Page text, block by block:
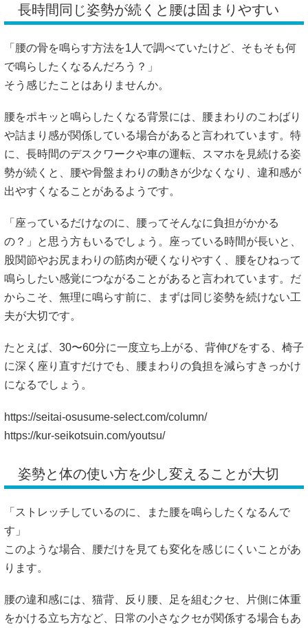
長時間同じ姿勢が続くと腰は固まりやすい
「腰の骨を鳴らす方法を1人で調べていたけど、そもそも何
で鳴らしたくなるんだろう？」
そう感じたことはありませんか。
腰をポキッと鳴らしたくなる背景には、腰まわりのこわばり
や詰まり感が関係している場合があると言われています。特
に、長時間のデスクワークや車の運転、スマホを見続ける姿
勢が続くと、腰や骨盤まわりの動きが少なくなり、違和感が
出やすくなることがあるようです。
「座っているだけなのに、腰ってそんなに負担がかかる
の？」と思う方もいるでしょう。座っている時間が長いと、
股関節やお尻まわりの筋肉が硬くなりやすく、腰をひねって
鳴らしたい感覚につながることがあると言われています。だ
からこそ、無理に鳴らす前に、まずは同じ姿勢を続けない工
夫が大切です。
たとえば、30〜60分に一度立ち上がる、背伸びをする、椅子
に深く座り直すだけでも、腰まわりの負担を減らすきっかけ
になるでしょう。
https://seitai-osusume-select.com/column/
https://kur-seikotsuin.com/youtsu/
姿勢と体の使い方を少し変えることが大切
「ストレッチしているのに、また腰を鳴らしたくなるんで
す」
このような場合、腰だけを見ても変化を感じにくいことがあ
ります。
腰の違和感には、猫背、反り腰、足を組むクセ、片側に体重
をかける立ち方など、日常の小さなクセが関係する場合もあ